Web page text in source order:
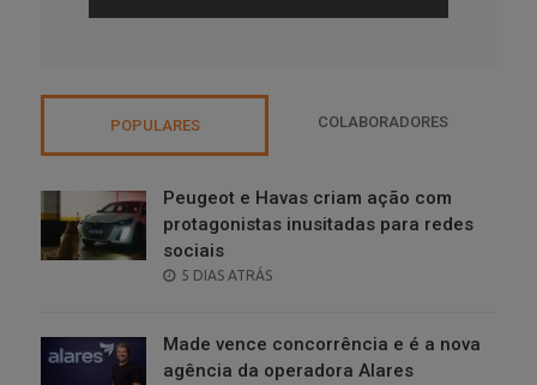
POPULARES COLABORADORES
Peugeot e Havas criam ação com
protagonistas inusitadas para redes
sociais
POSTED
5 DIAS ATRÁS
Made vence concorrência e é a nova
agência da operadora Alares